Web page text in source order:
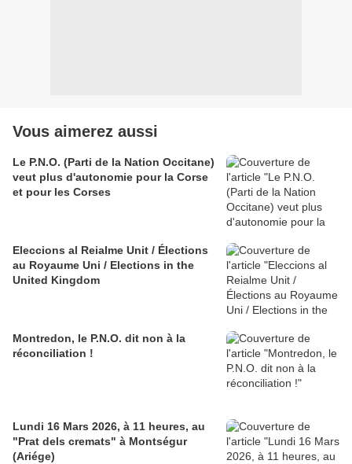
Vous aimerez aussi
Le P.N.O. (Parti de la Nation Occitane)
veut plus d'autonomie pour la Corse
et pour les Corses
Eleccions al Reialme Unit / Élections
au Royaume Uni / Elections in the
United Kingdom
Montredon, le P.N.O. dit non à la
réconciliation !
Lundi 16 Mars 2026, à 11 heures, au
"Prat dels cremats" à Montségur
(Ariége)